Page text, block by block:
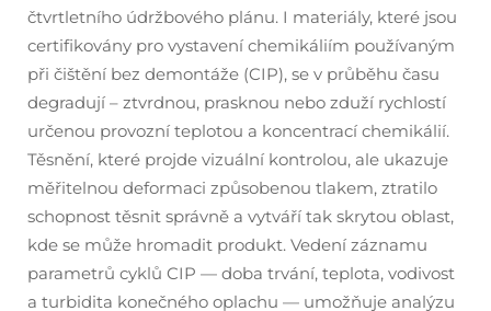
čtvrtletního údržbového plánu. I materiály, které jsou
certifikovány pro vystavení chemikáliím používaným
při čištění bez demontáže (CIP), se v průběhu času
degradují – ztvrdnou, prasknou nebo zduží rychlostí
určenou provozní teplotou a koncentrací chemikálií.
Těsnění, které projde vizuální kontrolou, ale ukazuje
měřitelnou deformaci způsobenou tlakem, ztratilo
schopnost těsnit správně a vytváří tak skrytou oblast,
kde se může hromadit produkt. Vedení záznamu
parametrů cyklů CIP — doba trvání, teplota, vodivost
a turbidita konečného oplachu — umožňuje analýzu